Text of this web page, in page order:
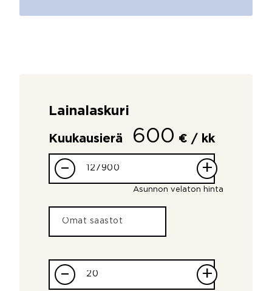
Lainalaskuri
Kuukausierä 600 € / kk
– +
Asunnon velaton hinta
– +